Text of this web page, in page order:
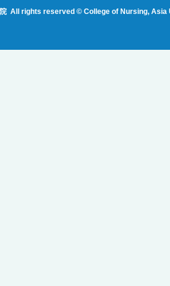
院All rights reserved © College of Nursing, Asia